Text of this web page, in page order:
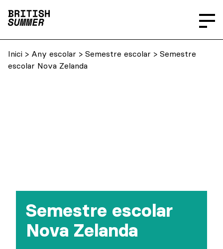
Inici > Any escolar > Semestre escolar > Semestre
escolar Nova Zelanda
Semestre escolar
Nova Zelanda